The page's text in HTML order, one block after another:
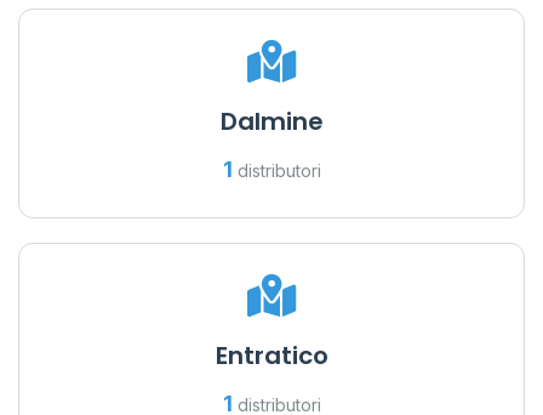
Dalmine
1 distributori
Entratico
1 distributori